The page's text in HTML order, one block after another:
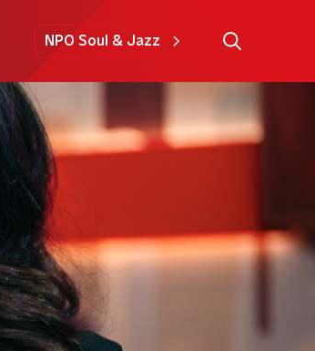
NPO Soul & Jazz